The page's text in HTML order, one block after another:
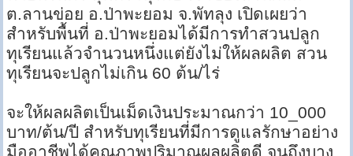
ต.ลานข่อย อ.ป่าพะยอม จ.พัทลุง เปิดเผยว่า
สำหรับพื้นที่ อ.ป่าพะยอมได้มีการทำสวนปลูก
ทุเรียนแล้วจำนวนหนึ่งแต่ยังไม่ให้ผลผลิต สวน
ทุเรียนจะปลูกไม่เกิน 60 ต้น/ไร่
จะให้ผลผลิตเป็นเม็ดเงินประมาณกว่า 10_000
บาท/ต้น/ปี สำหรับทุเรียนที่มีการดูแลรักษาอย่าง
มืออาชีพได้คุณภาพปริมาณผลผลิตดี จนถึงบาง